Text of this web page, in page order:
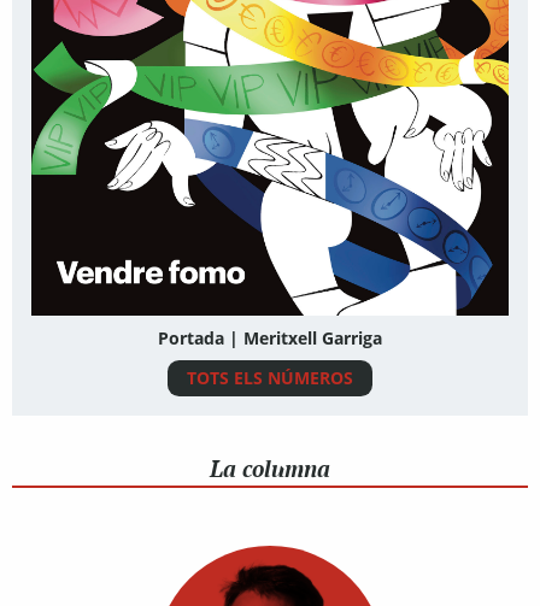
Portada | Meritxell Garriga
TOTS ELS NÚMEROS
La columna